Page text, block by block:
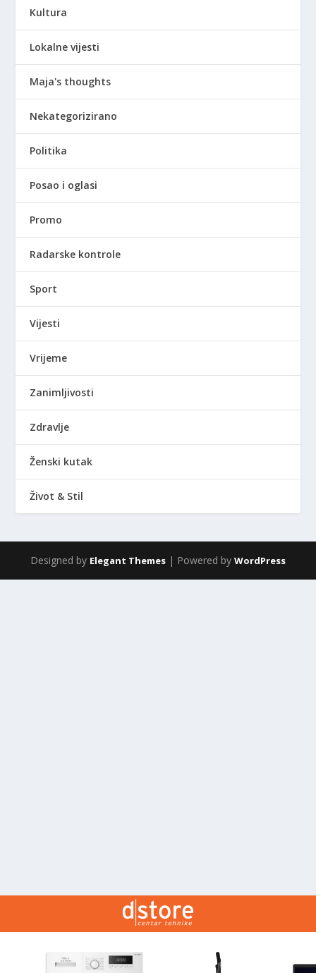
Kultura
Lokalne vijesti
Maja's thoughts
Nekategorizirano
Politika
Posao i oglasi
Promo
Radarske kontrole
Sport
Vijesti
Vrijeme
Zanimljivosti
Zdravlje
Ženski kutak
Život & Stil
Designed by Elegant Themes | Powered by WordPress